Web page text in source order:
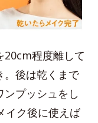
20cm程度離して
。後は乾くまで
プッシュをし
イク後に使えば